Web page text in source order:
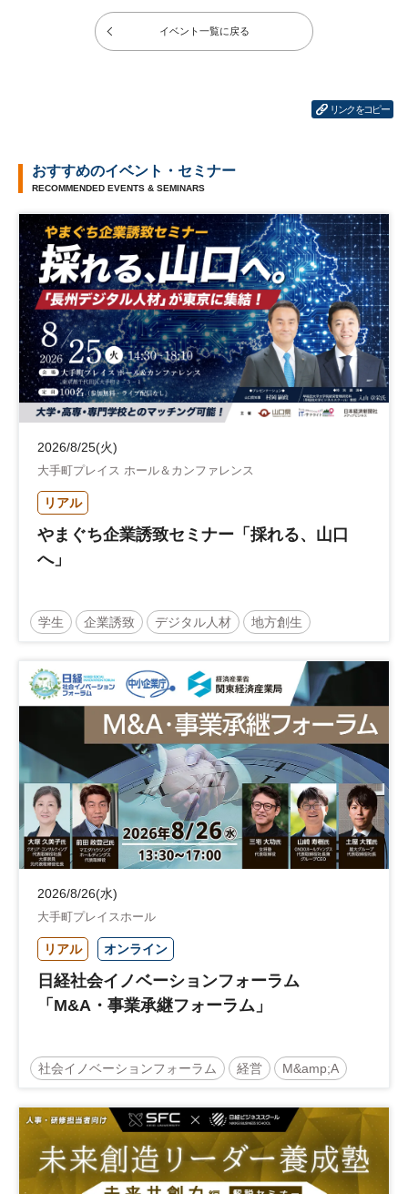
イベント一覧に戻る
リンクをコピー
おすすめのイベント・セミナー
RECOMMENDED EVENTS & SEMINARS
2026/8/25(火)
大手町プレイス ホール＆カンファレンス
リアル
やまぐち企業誘致セミナー「採れる、山口
へ」
学生 企業誘致 デジタル人材 地方創生
地域活性化 自治体
2026/8/26(水)
大手町プレイスホール
リアル オンライン
日経社会イノベーションフォーラム
「M&A・事業承継フォーラム」
社会イノベーションフォーラム 経営 M&amp;A
事業承継 中堅中小企業
日経社会イノベーションフォーラム 参加無料